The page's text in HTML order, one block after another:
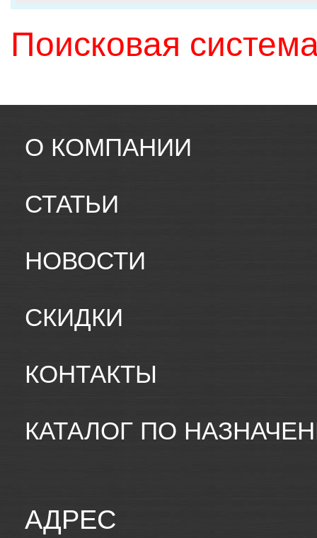
Поисковая
О КОМПАНИИ
СТАТЬИ
НОВОСТИ
СКИДКИ
КОНТАКТЫ
КАТАЛОГ ПО
АДРЕС